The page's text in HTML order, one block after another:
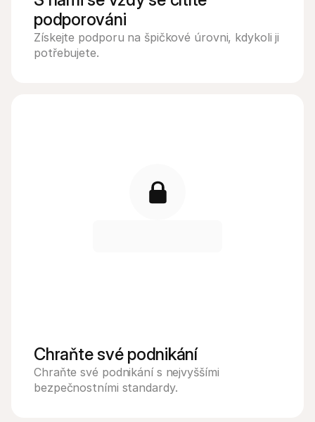
podporováni
Získejte podporu na špičkové úrovni, kdykoli ji
potřebujete.
Chraňte své podnikání
Chraňte své podnikání s nejvyššími
bezpečnostními standardy.